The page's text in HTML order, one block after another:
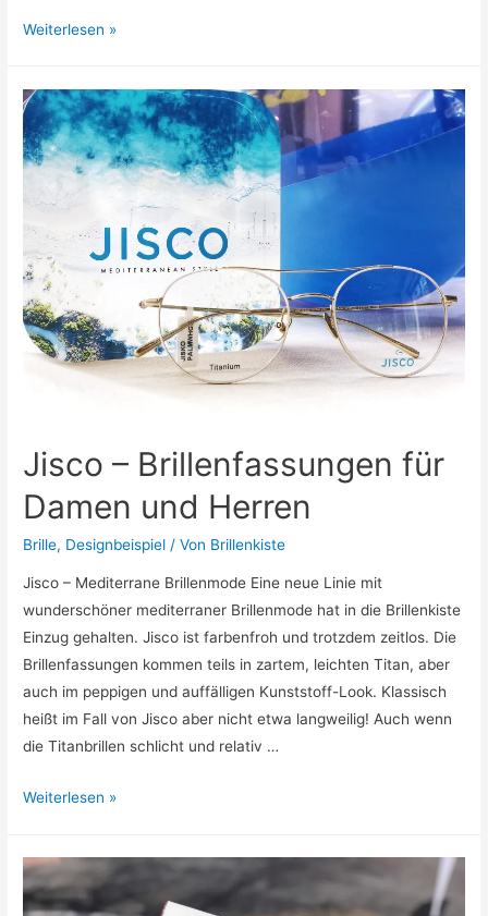
Augenschonende
Blaulichtfilter
Weiterlesen »
Jisco – Brillenfassungen für
Damen und Herren
Brille, Designbeispiel / Von Brillenkiste
Jisco – Mediterrane Brillenmode Eine neue Linie mit
wunderschöner mediterraner Brillenmode hat in die Brillenkiste
Einzug gehalten. Jisco ist farbenfroh und trotzdem zeitlos. Die
Brillenfassungen kommen teils in zartem, leichten Titan, aber
auch im peppigen und auffälligen Kunststoff-Look. Klassisch
heißt im Fall von Jisco aber nicht etwa langweilig! Auch wenn
die Titanbrillen schlicht und relativ …
Jisco
für
Damen
Weiterlesen »